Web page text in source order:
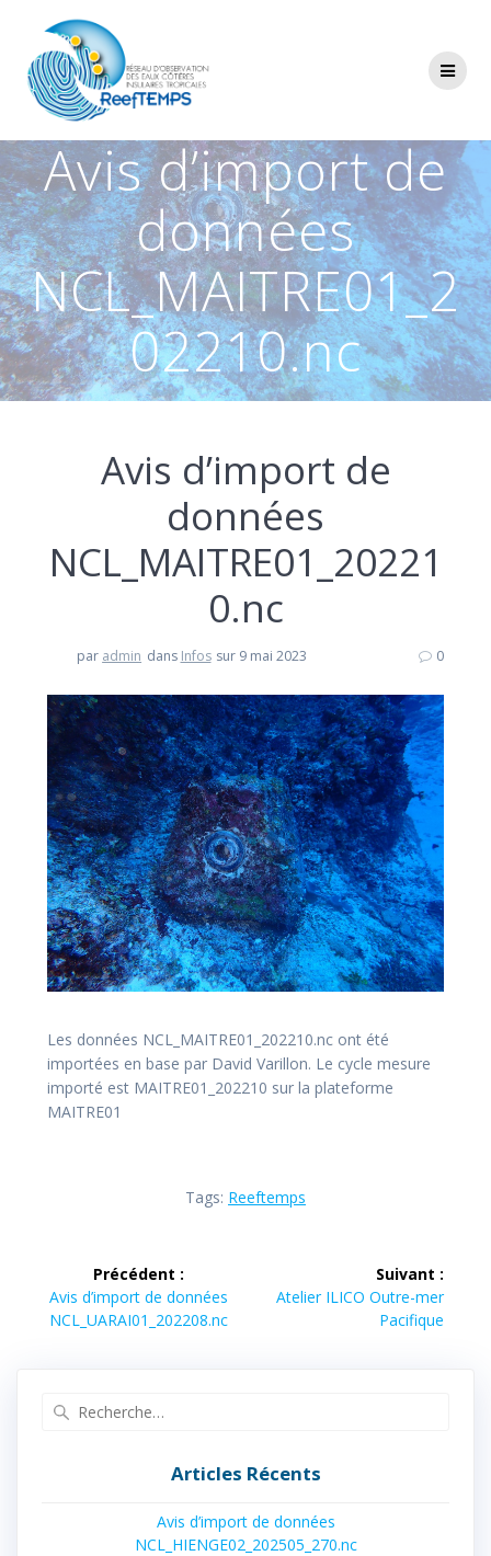
Avis d’import de
données
NCL_MAITRE01_2
02210.nc
Avis d’import de
données
NCL_MAITRE01_20221
0.nc
par admin dans Infos sur 9 mai 2023 0
Les données NCL_MAITRE01_202210.nc ont été
importées en base par David Varillon. Le cycle mesure
importé est MAITRE01_202210 sur la plateforme
MAITRE01
Tags: Reeftemps
Navigation
de
Précédent :
Article
précédent :
Avis d’import de données
NCL_UARAI01_202208.nc
Suivant :
Article
Atelier ILICO Outre-mer
Pacifique
Articles Récents
Avis d’import de données
NCL_HIENGE02_202505_270.nc